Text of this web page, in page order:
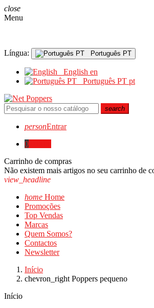
close
Menu
Língua: Português PT
English en
Português PT pt
search
personEntrar
0
Carrinho de compras
Não existem mais artigos no seu carrinho de
view_headline
home Home
Promoções
Top Vendas
Marcas
Quem Somos?
Contactos
Newsletter
Início
chevron_right Poppers pequeno
Início